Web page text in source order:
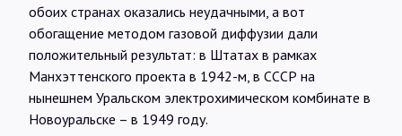
обоих странах оказались неудачными, а вот
обогащение методом газовой диффузии дали
положительный результат: в Штатах в рамках
Манхэттенского проекта в 1942-м, в СССР на
нынешнем Уральском электрохимическом комбинате в
Новоуральске – в 1949 году.